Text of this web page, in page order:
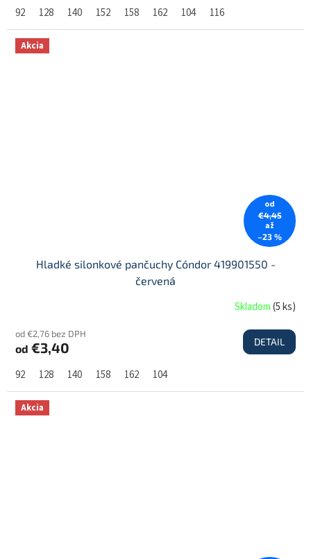
92 128 140 152 158 162 104 116
Akcia
od
€4,45
až
–23 %
Hladké silonkové pančuchy Cóndor 419901550 -
červená
Skladom(5 ks)
od €2,76 bez DPH
od €3,40 DETAIL
92 128 140 158 162 104
Akcia